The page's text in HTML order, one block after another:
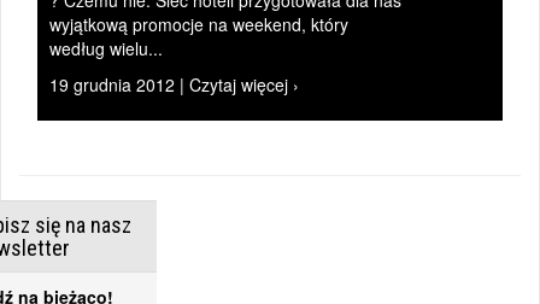
wyjątkową promocje na weekend, który
według wielu...
19 grudnia 2012 | Czytaj więcej ›
się na nasz
na bieżąco!